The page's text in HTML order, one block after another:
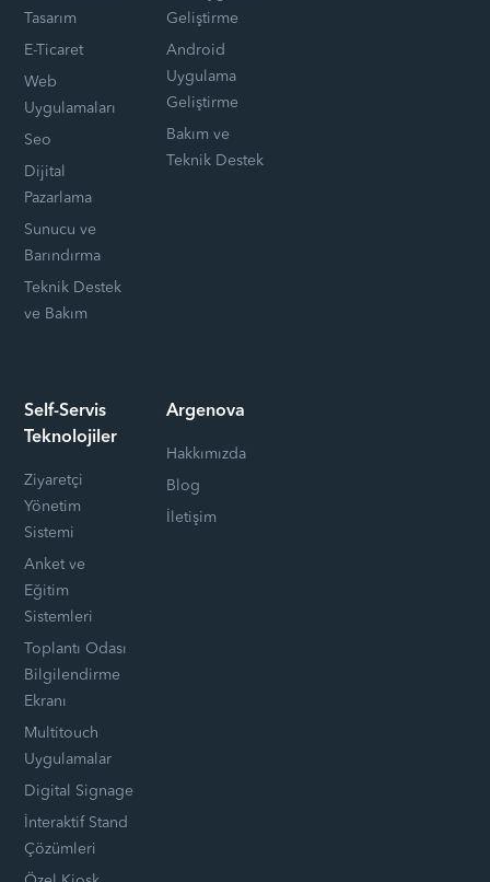
Tasarım
E-Ticaret
Web
Uygulamaları
Seo
Dijital
Pazarlama
Sunucu ve
Barındırma
Teknik Destek
ve Bakım
Geliştirme
Android
Uygulama
Geliştirme
Bakım ve
Teknik Destek
Self-Servis
Teknolojiler
Ziyaretçi
Yönetim
Sistemi
Anket ve
Eğitim
Sistemleri
Toplantı Odası
Bilgilendirme
Ekranı
Multitouch
Uygulamalar
Digital Signage
İnteraktif Stand
Çözümleri
Argenova
Hakkımızda
Blog
İletişim